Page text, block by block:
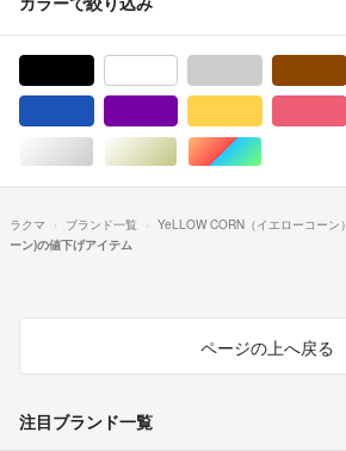
シルバー/銀色系ゴールド/金色系マルチカラー
ラクマ ブランド一覧 YeLLOW CORN（イエローコーン）
ーン)の値下げアイテム
ページの上へ戻る
注目ブランド一覧